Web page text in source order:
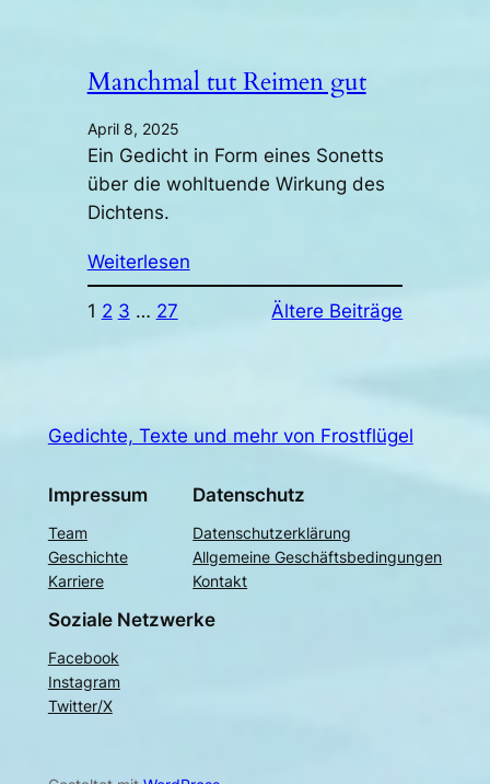
Manchmal tut Reimen gut
April 8, 2025
Ein Gedicht in Form eines Sonetts
über die wohltuende Wirkung des
Dichtens.
Weiterlesen
1 2 3 … 27 Ältere Beiträge
Gedichte, Texte und mehr von Frostflügel
Impressum
Team
Geschichte
Karriere
Datenschutz
Datenschutzerklärung
Allgemeine Geschäftsbedingungen
Kontakt
Soziale Netzwerke
Facebook
Instagram
Twitter/X